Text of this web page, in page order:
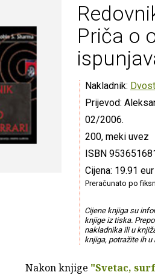
Priča o
Nakladnik:
Prijevod:
02/2006.
200, meki uvez
ISBN
Cijena: 19.91 eur
Preračunato po
Cijene knjiga su
knjige iz tiska.
nakladnika ili u
knjiga, potražite ih
Nakon knjige "Svetac,